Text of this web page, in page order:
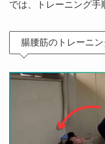
では、トレーニング手
腸腰筋のトレーニ